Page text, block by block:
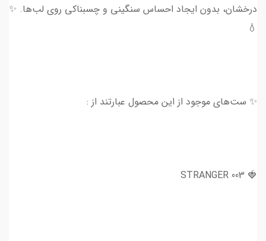
درخشان، بدون ایجاد احساس سنگینی و چسبناکی روی لب‌ها. ✨
💧
✨ ست‌های موجود از این محصول عبارتند از :
🍓 003 STRANGER